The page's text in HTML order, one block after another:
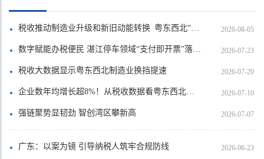
税收推动制造业升级和新旧动能转换 粤东西北“配角”变身广东新增长极 2026-08-05
数字赋能办税便民 湛江停车领域“支付即开票”落地见效 2026-07-23
税收大数据显示粤东西北制造业换挡提速 2026-07-20
企业数年均增长超8%！从税收数据看粤东西北制造业换挡提速 2026-07-10
强链聚势显韧劲 智创湾区攀新高 2026-07-07
广东：以案为镜 引导纳税人筑牢合规防线 2026-06-23